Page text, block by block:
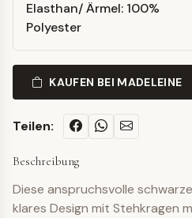
Elasthan/ Ärmel: 100%
Polyester
KAUFEN BEI MADELEINE
Teilen:
Beschreibung
Diese anspruchsvolle
klares Design mit Stehkragen